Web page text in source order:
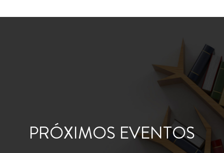
PRÓXIMOS EVENTOS